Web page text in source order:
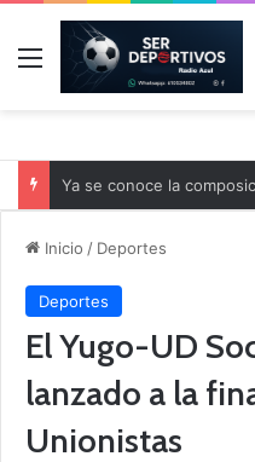
Menú
Inicio / Deportes
Deportes
El Yugo-UD
lanzado a la
Unionistas